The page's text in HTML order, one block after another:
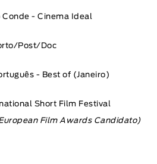
Conde - Cinema Ideal
Post/Doc
- Best of (Janeiro)
Short Film Festival
Film Awards Candidato)